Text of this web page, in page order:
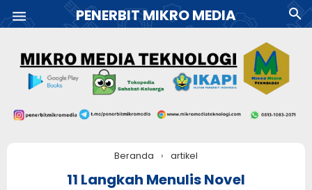
PENERBIT MIKRO MEDIA
Beranda › artikel
11 Langkah Menulis Novel